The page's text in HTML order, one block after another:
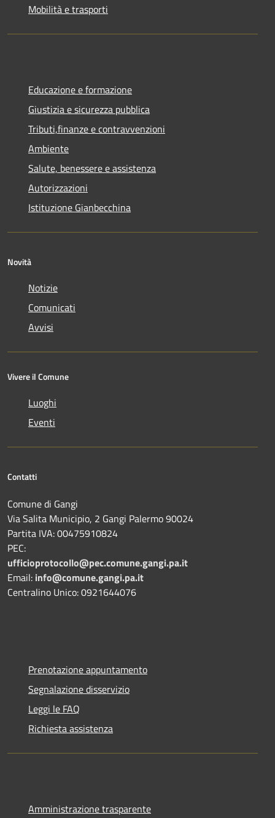
Mobilità e trasporti
Educazione e formazione
Giustizia e sicurezza pubblica
Tributi,finanze e contravvenzioni
Ambiente
Salute, benessere e assistenza
Autorizzazioni
Istituzione Gianbecchina
Novità
Notizie
Comunicati
Avvisi
Vivere il Comune
Luoghi
Eventi
Contatti
Comune di Gangi
Via Salita Municipio, 2 Gangi Palermo 90024
Partita IVA: 00475910824
PEC:
ufficioprotocollo@pec.comune.gangi.pa.it
Email: info@comune.gangi.pa.it
Centralino Unico: 0921644076
Prenotazione appuntamento
Segnalazione disservizio
Leggi le FAQ
Richiesta assistenza
Amministrazione trasparente